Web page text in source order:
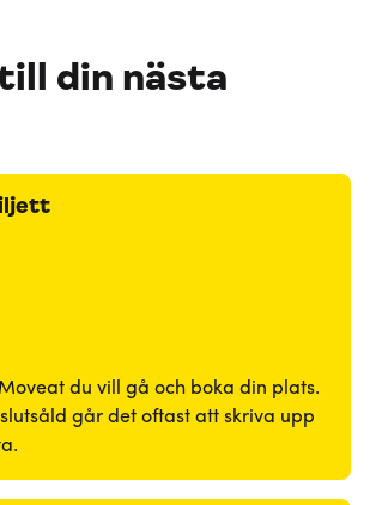
din nästa
du vill gå och boka din plats.
går det oftast att skriva upp